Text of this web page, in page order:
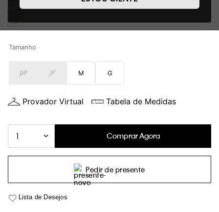
suas funções. A forma como processamos os dados
nosso Aviso de Privacidade. Quando você visita nosso site,
fornecer a você toda a funcionalidade do site, incluindo,
loja virtual. Para maiores informações sobre o nosso aviso de
Cookies acesse o link.
Tamanho
PP P M G
Provador Virtual Tabela de Medidas
1 Comprar Agora
Pedir de presente